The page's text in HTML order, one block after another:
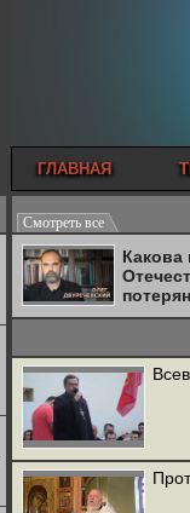
ГЛАВНАЯ
Смотреть все